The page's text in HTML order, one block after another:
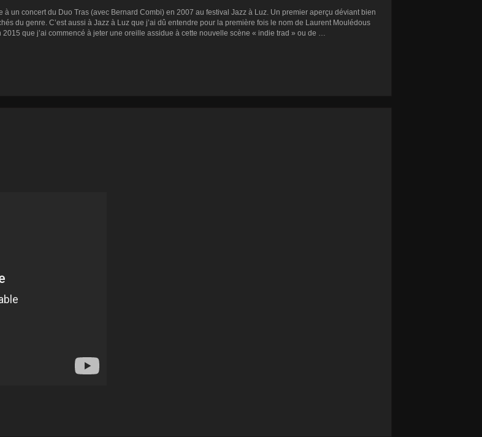
un concert du Duo Tras (avec Bernard Combi) en 2007 au festival Jazz à Luz. Un premier aperçu déviant bien
du genre. C’est aussi à Jazz à Luz que j’ai dû entendre pour la première fois le nom de Laurent Moulédous
que j’ai commencé à jeter une oreille assidue à cette nouvelle scène « indie trad » ou de …